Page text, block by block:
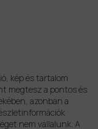
kép és tartalom
megtesz a pontos és
azonban a
nem vállalunk. A